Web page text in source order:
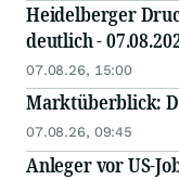
Heidelberger
deutlich -
07.08.26, 15:00
Marktüberblick:
07.08.26, 09:45
Anleger vor US-